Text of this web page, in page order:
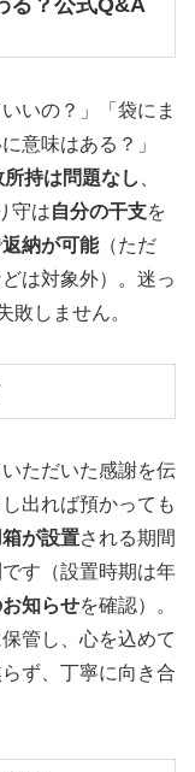
いの？」「袋にま
意味はある？」
所持は問題なし
守は自分の干支を
返納が可能（ただ
は対象外）。迷っ
敗しません。
ただいた感謝を伝
出れば預かっても
が設置される期間
す（設置時期は年
知らせを確認）。
管し、心を込めて
ず、丁寧に向き合